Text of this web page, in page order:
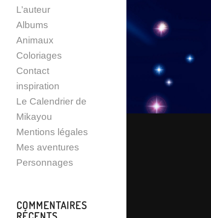
L’auteur
Albums
Animaux
Coloriages
Contact
inspiration
Le Calendrier de
Mikayou
Mentions légales
Mes aventures
Personnages
COMMENTAIRES